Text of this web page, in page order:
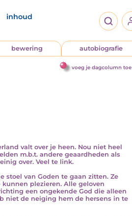
inhoud
bewering autobiografie
voeg je dagcolumn toe
valt over je heen. Nou niet heel
m.b.t. andere geaardheden als
over. Veel te link.
stoel van Goden te gaan zitten. Ze
plezieren. Alle geloven
een ongekende God die alleen
niet de neiging hem de hersens in te